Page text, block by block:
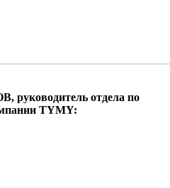
отдела по
TYMY: